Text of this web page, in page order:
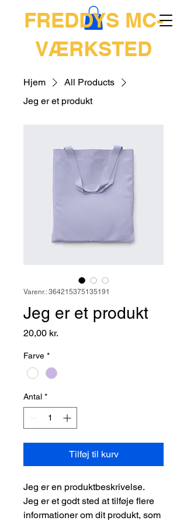
FREDDYS MC-
VÆRKSTED
Hjem
All Products
Jeg er et produkt
Varenr.: 364215375135191
Jeg er et produkt
20,00 kr.
Farve *
Antal *
Tilføj til kurv
Jeg er en produktbeskrivelse.
Jeg er et godt sted at tilføje flere
informationer om dit produkt, som